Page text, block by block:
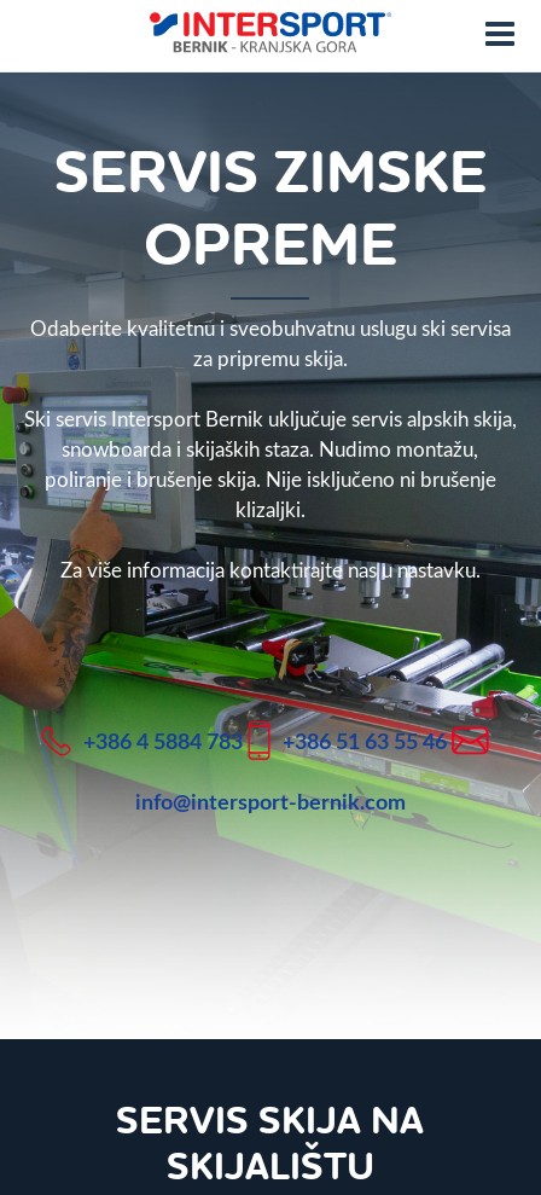
SERVIS ZIMSKE
OPREME
Odaberite kvalitetnu i sveobuhvatnu uslugu ski servisa
za pripremu skija.
Ski servis Intersport Bernik uključuje servis alpskih skija,
snowboarda i skijaških staza. Nudimo montažu,
poliranje i brušenje skija. Nije isključeno ni brušenje
klizaljki.
Za više informacija kontaktirajte nas u nastavku.
+386 4 5884 783 +386 51 63 55 46
info@intersport-bernik.com
SERVIS SKIJA NA
SKIJALIŠTU